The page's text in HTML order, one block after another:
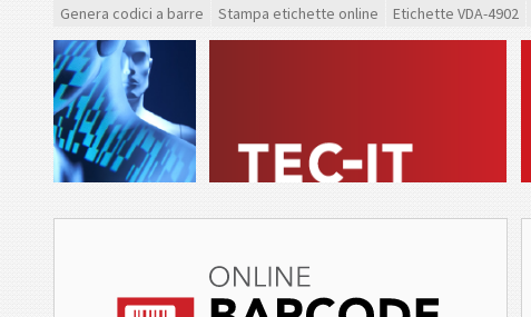
Genera codici a barre Stampa etichette online Etichette VDA-4902